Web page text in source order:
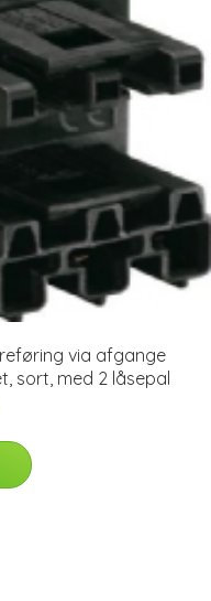
via afgange
sort, med 2 låsepal